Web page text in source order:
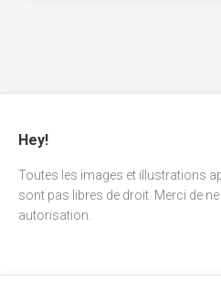
Hey!
Toutes les images et illustrations
sont pas libres de droit. Merci de
autorisation.